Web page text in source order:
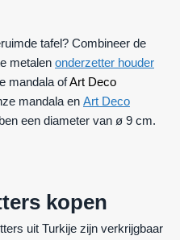
tafel? Combineer de
metalen onderzetter houder
mandala ofArt Deco
mandala en Art Deco
een diameter van ø 9 cm.
kopen
uit Turkije zijn verkrijgbaar